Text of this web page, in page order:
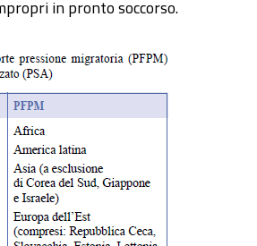
in pronto soccorso.